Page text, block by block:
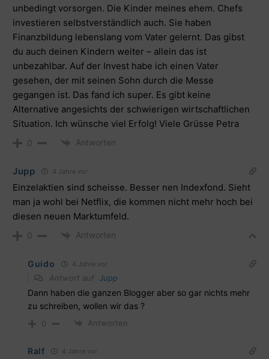
unbedingt vorsorgen. Die Kinder meines ehem. Chefs
investieren selbstverständlich auch. Sie haben
Finanzbildung lebenslang vom Vater gelernt. Das gibst
du auch deinen Kindern weiter – allein das ist
unbezahlbar. Auf der Invest habe ich einen Vater
gesehen, der mit seinen Sohn durch die Messe
gegangen ist. Das fand ich super. Es gibt keine
Alternative angesichts der schwierigen wirtschaftlichen
Situation. Ich wünsche viel Erfolg! Viele Grüsse Petra
0 Antworten
Jupp 4 Jahre vor
Einzelaktien sind scheisse. Besser nen Indexfond. Sieht
man ja wohl bei Netflix, die kommen nicht mehr hoch bei
diesen neuen Marktumfeld.
0 Antworten
Guido 4 Jahre vor
Antwort auf Jupp
Dann haben die ganzen Blogger aber so gar nichts mehr
zu schreiben, wollen wir das ?
0 Antworten
Ralf 4 Jahre vor